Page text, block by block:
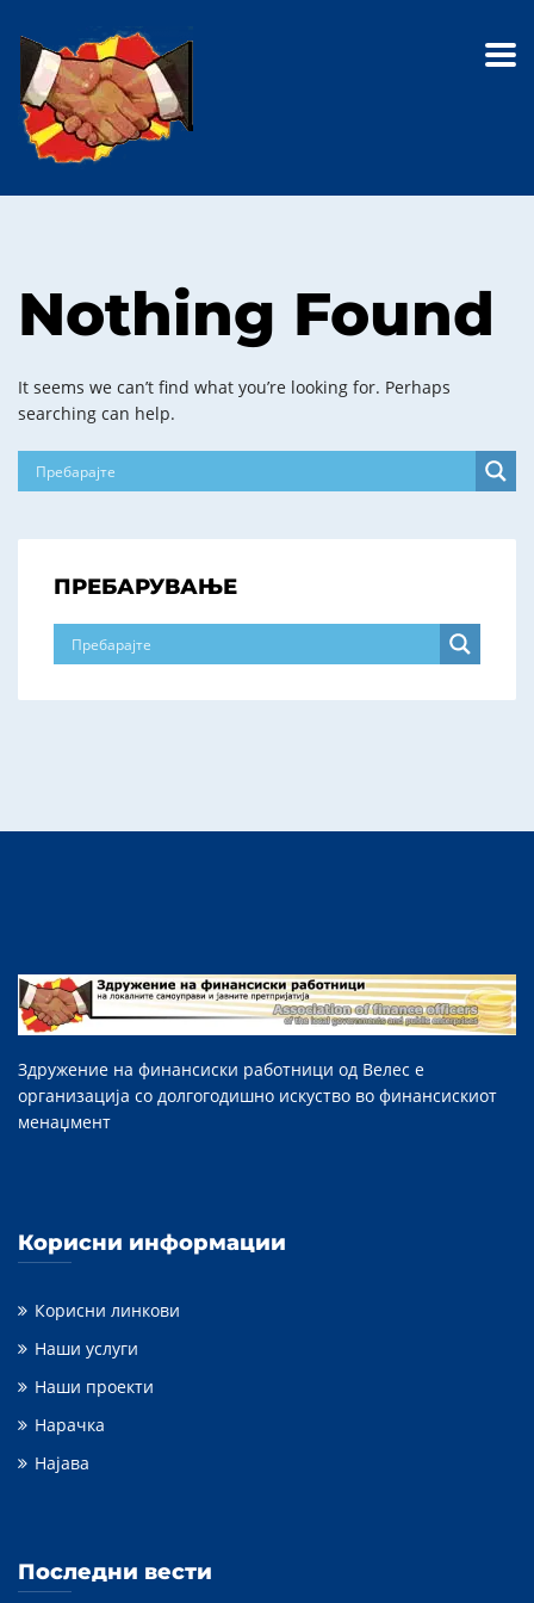
Nothing Found
It seems we can’t find what you’re looking for. Perhaps
searching can help.
ПРЕБАРУВАЊЕ
Здружение на финансиски работници од Велес е
организација со долгогодишно искуство во финансискиот
менаџмент
Корисни информации
Корисни линкови
Наши услуги
Наши проекти
Нарачка
Најава
Последни вести